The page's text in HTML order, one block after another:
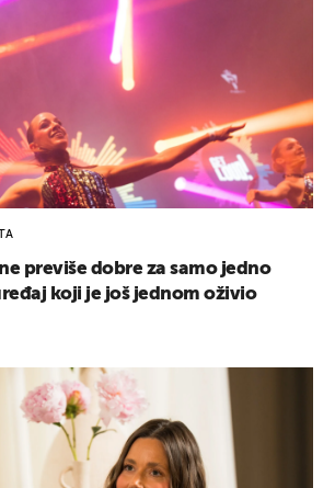
previše dobre za samo jedno
koji je još jednom oživio